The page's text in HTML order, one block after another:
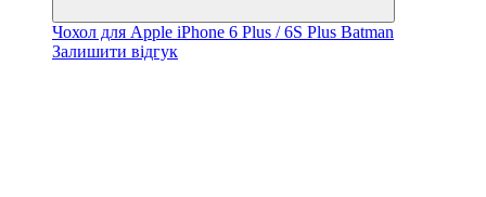
Чохол для Apple iPhone 6 Plus / 6S Plus Batman
Залишити відгук